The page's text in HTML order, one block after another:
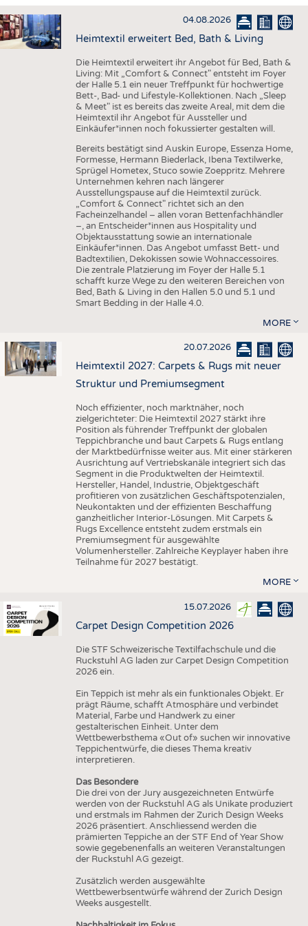
HAUS- UND HEIMTEXTILIEN
BEKLEIDUNG
TESTS
AUSSCHREIBUNGEN
FAKTEN
STATISTICS
ADRESSEN & LINKS
PUBLIKATIONEN
TERMINE
BRANCHENTERMINE
04.08.2026
Heimtextil erweitert Bed, Bath & Living
Die Heimtextil erweitert ihr Angebot für Bed, Bath &
Living: Mit „Comfort & Connect" entsteht im Foyer
der Halle 5.1 ein neuer Treffpunkt für hochwertige
Bett-, Bad- und Lifestyle-Kollektionen. Nach „Sleep
& Meet" ist es bereits das zweite Areal, mit dem die
Heimtextil ihr Angebot für Aussteller und
Einkäufer*innen noch fokussierter gestalten will.
Bereits bestätigt sind Auskin Europe, Essenza Home,
Formesse, Hermann Biederlack, Ibena Textilwerke,
Sprügel Hometex, Stuco sowie Zoeppritz. Mehrere
Unternehmen kehren nach längerer
Ausstellungspause auf die Heimtextil zurück.
„Comfort & Connect" richtet sich an den
Facheinzelhandel – allen voran Bettenfachhändler
–, an Entscheider*innen aus Hospitality und
Objektausstattung sowie an internationale
Einkäufer*innen. Das Angebot umfasst Bett- und
Badtextilien, Dekokissen sowie Wohnaccessoires.
Die zentrale Platzierung im Foyer der Halle 5.1
schafft kurze Wege zu den weiteren Bereichen von
Bed, Bath & Living in den Hallen 5.0 und 5.1 und
Smart Bedding in der Halle 4.0.
MORE
20.07.2026
Heimtextil 2027: Carpets & Rugs mit neuer
Struktur und Premiumsegment
Noch effizienter, noch marktnäher, noch
zielgerichteter: Die Heimtextil 2027 stärkt ihre
Position als führender Treffpunkt der globalen
Teppichbranche und baut Carpets & Rugs entlang
der Marktbedürfnisse weiter aus. Mit einer stärkeren
Ausrichtung auf Vertriebskanäle integriert sich das
Segment in die Produktwelten der Heimtextil.
Hersteller, Handel, Industrie, Objektgeschäft
profitieren von zusätzlichen Geschäftspotenzialen,
Neukontakten und der effizienten Beschaffung
ganzheitlicher Interior-Lösungen. Mit Carpets &
Rugs Excellence entsteht zudem erstmals ein
Premiumsegment für ausgewählte
Volumenhersteller. Zahlreiche Keyplayer haben ihre
Teilnahme für 2027 bestätigt.
MORE
15.07.2026
Carpet Design Competition 2026
Die STF Schweizerische Textilfachschule und die
Ruckstuhl AG laden zur Carpet Design Competition
2026 ein.
Ein Teppich ist mehr als ein funktionales Objekt. Er
prägt Räume, schafft Atmosphäre und verbindet
Material, Farbe und Handwerk zu einer
gestalterischen Einheit. Unter dem
Wettbewerbsthema «Out of» suchen wir innovative
Teppichentwürfe, die dieses Thema kreativ
interpretieren.
Das Besondere
Die drei von der Jury ausgezeichneten Entwürfe
werden von der Ruckstuhl AG als Unikate produziert
und erstmals im Rahmen der Zurich Design Weeks
2026 präsentiert. Anschliessend werden die
prämierten Teppiche an der STF End of Year Show
sowie gegebenenfalls an weiteren Veranstaltungen
der Ruckstuhl AG gezeigt.
Zusätzlich werden ausgewählte
Wettbewerbsentwürfe während der Zurich Design
Weeks ausgestellt.